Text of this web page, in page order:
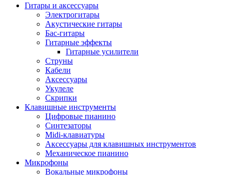
Гитары и аксессуары
Электрогитары
Акустические гитары
Бас-гитары
Гитарные эффекты
Гитарные усилители
Струны
Кабели
Аксессуары
Укулеле
Скрипки
Клавишные инструменты
Цифровые пианино
Синтезаторы
Midi-клавиатуры
Аксессуары для клавишных инструментов
Механическое пианино
Микрофоны
Вокальные микрофоны